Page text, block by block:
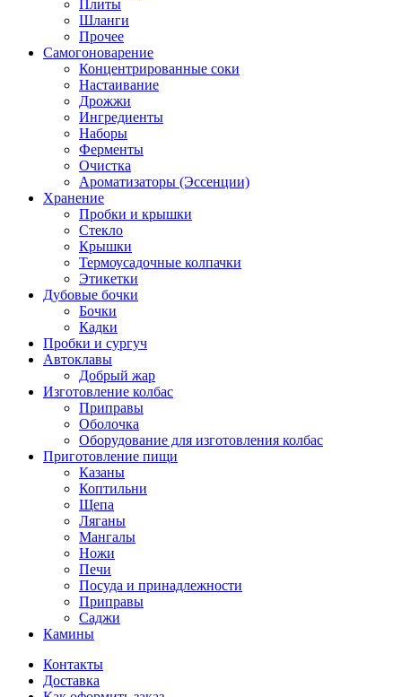
Плиты
Шланги
Прочее
Самогоноварение
Концентрированные соки
Настаивание
Дрожжи
Ингредиенты
Наборы
Ферменты
Очистка
Ароматизаторы (Эссенции)
Хранение
Пробки и крышки
Стекло
Крышки
Термоусадочные колпачки
Этикетки
Дубовые бочки
Бочки
Кадки
Пробки и сургуч
Автоклавы
Добрый жар
Изготовление колбас
Приправы
Оболочка
Оборудование для изготовления колбас
Приготовление пищи
Казаны
Коптильни
Щепа
Ляганы
Мангалы
Ножи
Печи
Посуда и принадлежности
Приправы
Саджи
Камины
Контакты
Доставка